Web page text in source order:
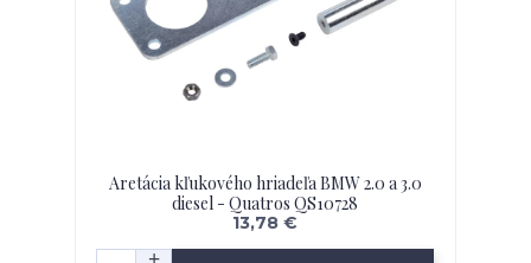
Aretácia kľukového hriadeľa BMW 2.0 a 3.0
diesel - Quatros QS10728
13,78 €